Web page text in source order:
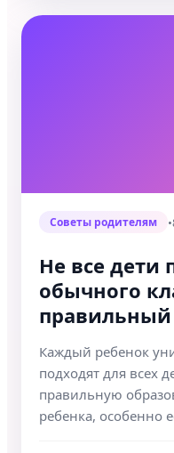
Советы родителям •
Не все дети
обычного
Каждый ребенок
подходят для всех
правильную
ребенка, особенно